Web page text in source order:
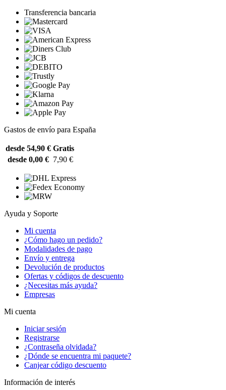
Transferencia bancaria
Gastos de envío para España
desde 54,90 € Gratis
desde 0,00 € 7,90 €
Ayuda y Soporte
Mi cuenta
¿Cómo hago un pedido?
Modalidades de pago
Envío y entrega
Devolución de productos
Ofertas y códigos de descuento
¿Necesitas más ayuda?
Empresas
Mi cuenta
Iniciar sesión
Registrarse
¿Contraseña olvidada?
¿Dónde se encuentra mi paquete?
Canjear código descuento
Información de interés